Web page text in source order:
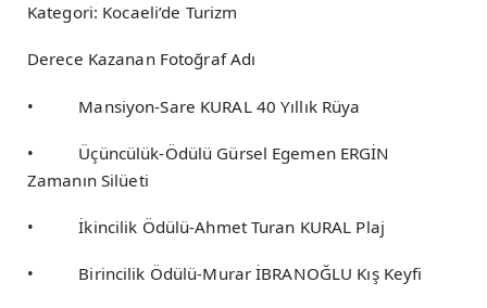
Kategori: Kocaeli’de Turizm
Derece Kazanan Fotoğraf Adı
• Mansiyon-Sare KURAL 40 Yıllık Rüya
• Üçüncülük-Ödülü Gürsel Egemen ERGİN
Zamanın Silüeti
• İkincilik Ödülü-Ahmet Turan KURAL Plaj
• Birincilik Ödülü-Murar İBRANOĞLU Kış Keyfi